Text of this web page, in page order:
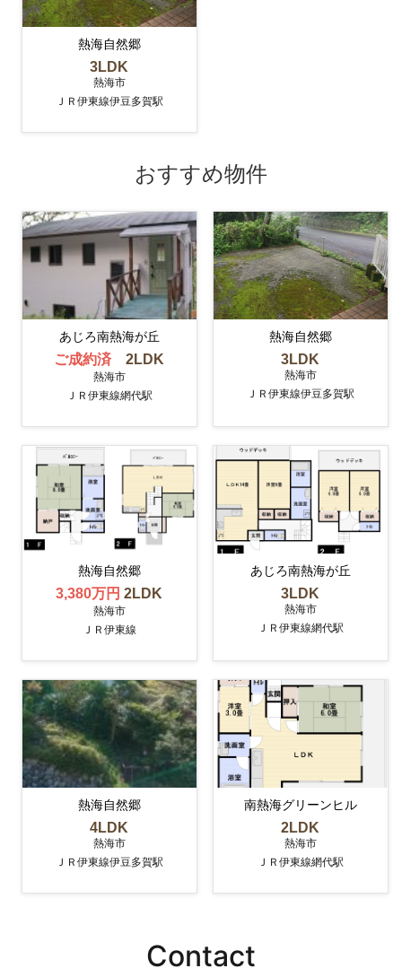
熱海自然郷
3LDK
熱海市
ＪＲ伊東線伊豆多賀駅
おすすめ物件
あじろ南熱海が丘
ご成約済2LDK
熱海市
ＪＲ伊東線網代駅
熱海自然郷
3LDK
熱海市
ＪＲ伊東線伊豆多賀駅
熱海自然郷
3,380万円2LDK
熱海市
ＪＲ伊東線
あじろ南熱海が丘
3LDK
熱海市
ＪＲ伊東線網代駅
熱海自然郷
4LDK
熱海市
ＪＲ伊東線伊豆多賀駅
南熱海グリーンヒル
2LDK
熱海市
ＪＲ伊東線網代駅
Contact